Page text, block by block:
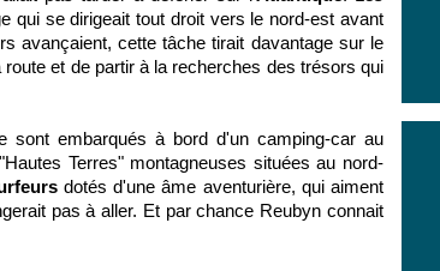
qui se dirigeait tout droit vers le nord-est avant
avançaient, cette tâche tirait davantage sur le
et de partir à la recherches des trésors qui
sont embarqués à bord d'un camping-car au
Terres" montagneuses situées au nord-
dotés d'une âme aventurière, qui aiment
pas à aller. Et par chance Reubyn connait